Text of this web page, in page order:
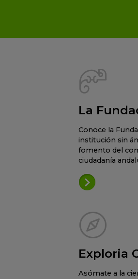
La
Conoce la
institución sin
fomento del
ciudadanía
Exploria
Asómate a la